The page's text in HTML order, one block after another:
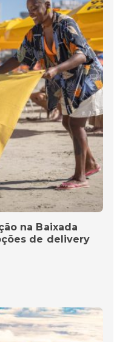
na Baixada
de delivery